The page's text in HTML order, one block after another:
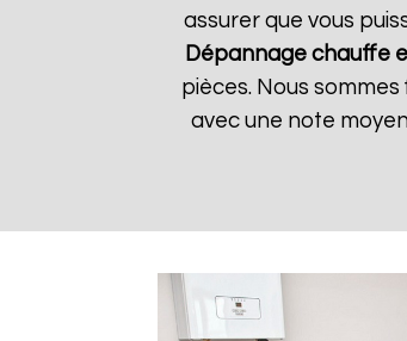
assurer que vous
Dépannage chauffe
pièces. Nous
avec une note